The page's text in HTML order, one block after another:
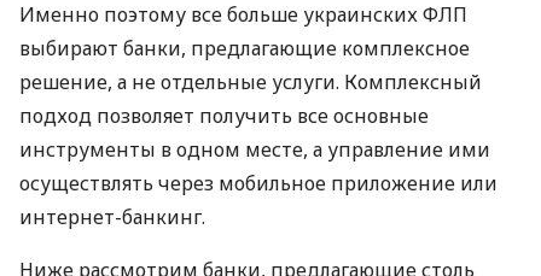
Именно поэтому все больше украинских ФЛП
выбирают банки, предлагающие комплексное
решение, а не отдельные услуги. Комплексный
подход позволяет получить все основные
инструменты в одном месте, а управление ими
осуществлять через мобильное приложение или
интернет-банкинг.
Ниже рассмотрим банки, предлагающие столь